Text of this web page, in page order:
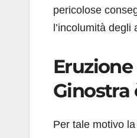
pericolose
l’incolumità degli
Ginostra
Per tale motivo